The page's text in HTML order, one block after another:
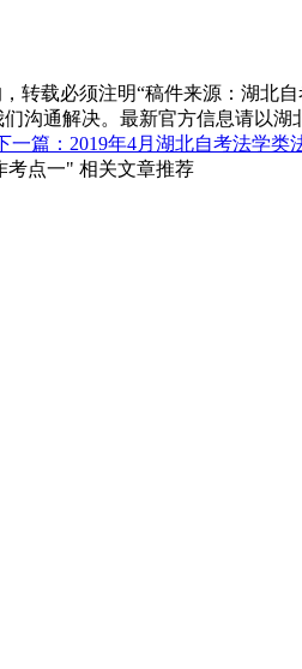
转载必须注明“稿件来源：湖北
沟通解决。最新官方信息请以湖
一篇：2019年4月湖北自考法学类
考点一" 相关文章推荐